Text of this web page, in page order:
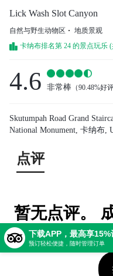
Lick Wash Slot Canyon
自然与野生动物区
地质景观
卡纳布排名第 24 的景点玩乐 (
4.6 非常棒 （90.48%好
Skutumpah Road Grand
National Monument, 卡纳布,
点评
暂无点评。
下载APP，最高享15%
预订轻松便捷，随时管理订单